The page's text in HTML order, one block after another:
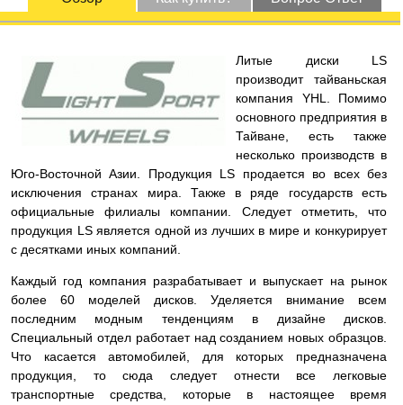
Литые диски LS
производит тайваньская
компания YHL. Помимо
основного предприятия в
Тайване, есть также
несколько производств в
Юго-Восточной Азии. Продукция LS продается во всех без
исключения странах мира. Также в ряде государств есть
официальные филиалы компании. Следует отметить, что
продукция LS является одной из лучших в мире и конкурирует
с десятками иных компаний.
Каждый год компания разрабатывает и выпускает на рынок
более 60 моделей дисков. Уделяется внимание всем
последним модным тенденциям в дизайне дисков.
Специальный отдел работает над созданием новых образцов.
Что касается автомобилей, для которых предназначена
продукция, то сюда следует отнести все легковые
транспортные средства, которые в настоящее время